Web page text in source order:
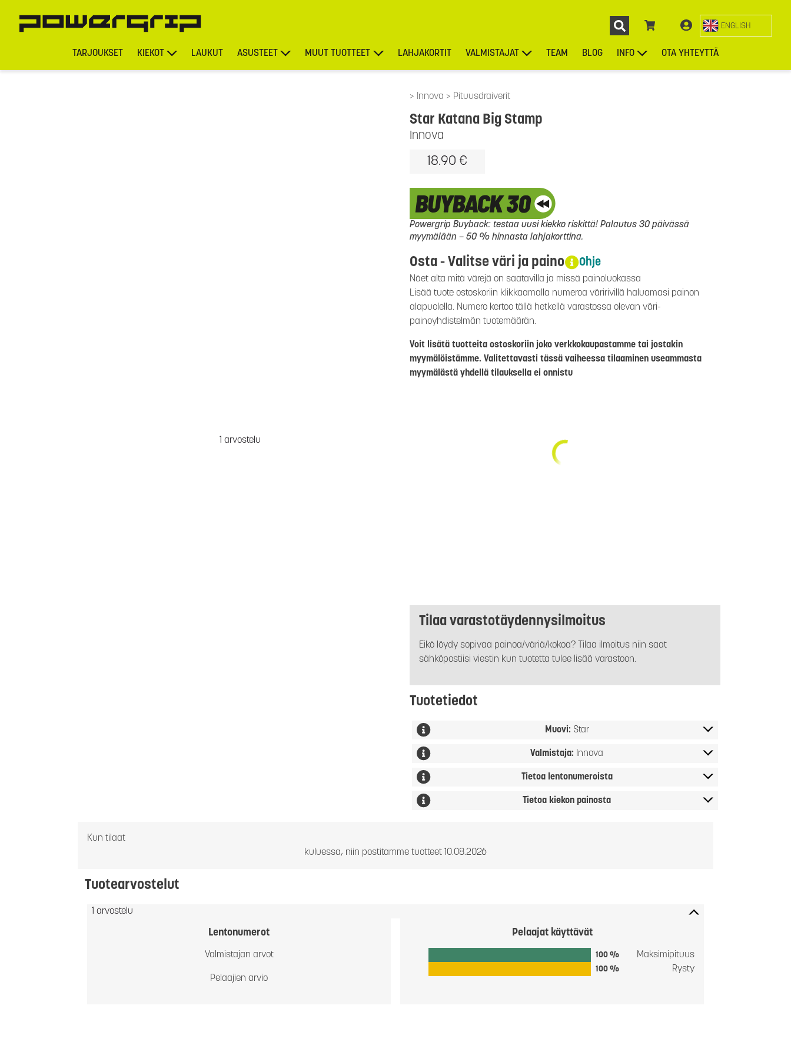
ENGLISH
TARJOUKSET KIEKOT LAUKUT ASUSTEET MUUT TUOTTEET LAHJAKORTIT VALMISTAJAT TEAM BLOG INFO OTA YHTEYTTÄ
Innova Pituusdraiverit
1 arvostelu
Innova
Star Katana Big Stamp
18.90 €
Powergrip Buyback: testaa uusi kiekko riskittä! Palautus 30 päivässä
myymälään – 50 % hinnasta lahjakorttina.
Osta - Valitse väri ja paino Ohje
Näet alta mitä värejä on saatavilla ja missä painoluokassa
Lisää tuote ostoskoriin klikkaamalla numeroa väririvillä haluamasi painon
alapuolella. Numero kertoo tällä hetkellä varastossa olevan väri-
painoyhdistelmän tuotemäärän.
Voit lisätä tuotteita ostoskoriin joko verkkokaupastamme tai jostakin
myymälöistämme. Valitettavasti tässä vaiheessa tilaaminen useammasta
myymälästä yhdellä tilauksella ei onnistu
Tilaa varastotäydennysilmoitus
Eikö löydy sopivaa painoa/väriä/kokoa? Tilaa ilmoitus niin saat
sähköpostiisi viestin kun tuotetta tulee lisää varastoon.
Tuotetiedot
Muovi: Star
Valmistaja: Innova
Tietoa lentonumeroista
Tietoa kiekon painosta
Kun tilaat
kuluessa, niin postitamme tuotteet 10.08.2026
Tuotearvostelut
1 arvostelu
Lentonumerot
Valmistajan arvot
Pelaajien arvio
Pelaajat käyttävät
100 % Maksimipituus
100 % Rysty